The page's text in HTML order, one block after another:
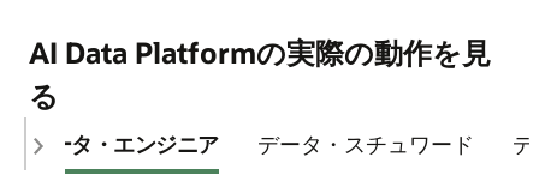
AI Data Platformの実際の動作を見
る
データ・エンジニア データ・スチュワード